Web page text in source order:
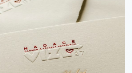
Přihlásit se